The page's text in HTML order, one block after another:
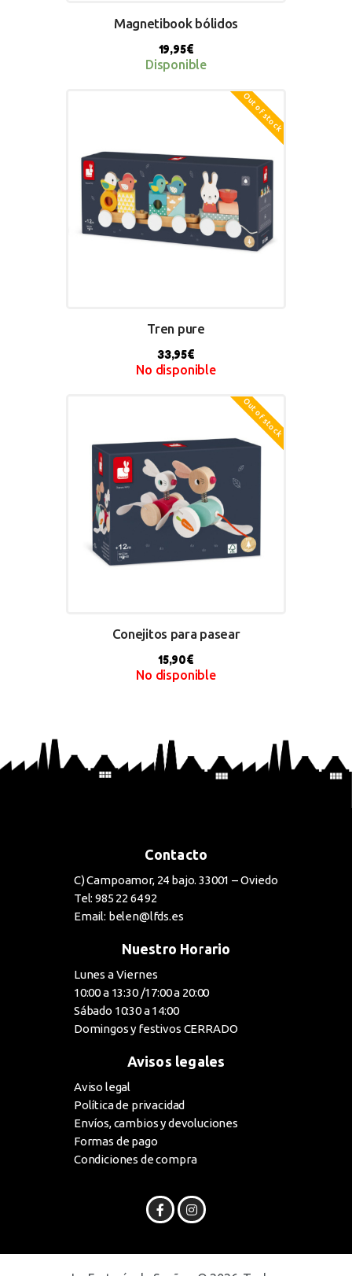
Magnetibook bólidos
19,95€
Disponible
Out of stock
Tren pure
33,95€
No disponible
Out of stock
Conejitos para pasear
15,90€
No disponible
Contacto
C) Campoamor, 24 bajo. 33001 – Oviedo
Tel: 985 22 64 92
Email: belen@lfds.es
Nuestro Horario
Lunes a Viernes
10:00 a 13:30 /17:00 a 20:00
Sábado 10:30 a 14:00
Domingos y festivos CERRADO
Avisos legales
Aviso legal
Política de privacidad
Envíos, cambios y devoluciones
Formas de pago
Condiciones de compra